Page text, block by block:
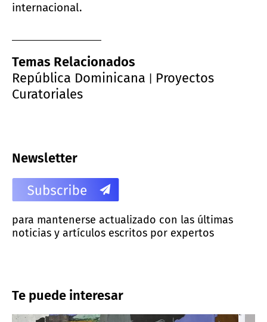
internacional.
Temas Relacionados
República Dominicana
Proyectos
Curatoriales
Newsletter
para mantenerse actualizado con las últimas
noticias y artículos escritos por expertos
Te puede interesar